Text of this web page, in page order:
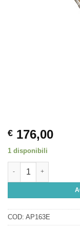
€ 176,00
1 disponibili
Mongolfiera
COD: AP163E